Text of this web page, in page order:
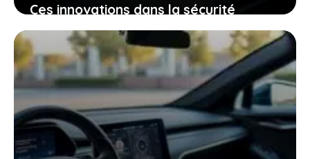
Ces innovations dans la sécurité
électrique qui pourraient bien changer
votre expérience de conduite
25 janvier 2026